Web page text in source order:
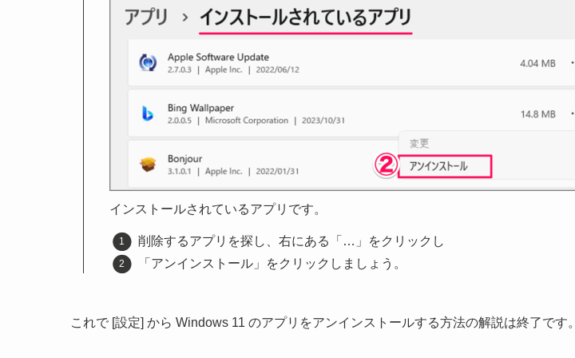
インストールされているアプリです。
削除するアプリを探し、右にある「…」をクリックし
「アンインストール」をクリックしましょう。
これで [設定] から Windows 11 のアプリをアンインストールする方法の解説は終了です。